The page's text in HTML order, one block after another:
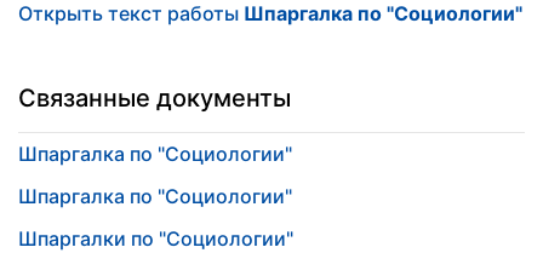
Открыть текст работы Шпаргалка по "Социологии"
Связанные документы
Шпаргалка по "Социологии"
Шпаргалка по "Социологии"
Шпаргалки по "Социологии"